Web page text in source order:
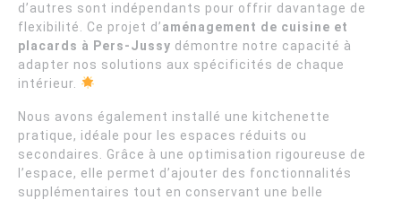
d’autres sont indépendants pour offrir davantage de
flexibilité. Ce projet d’aménagement de cuisine et
placards à Pers-Jussy démontre notre capacité à
adapter nos solutions aux spécificités de chaque
intérieur.
Nous avons également installé une kitchenette
pratique, idéale pour les espaces réduits ou
secondaires. Grâce à une optimisation rigoureuse de
l’espace, elle permet d’ajouter des fonctionnalités
supplémentaires tout en conservant une belle